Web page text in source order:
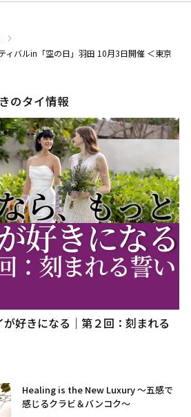
ィバルin「空の日」羽田 10月3日開催 ＜東京
のタイ情報
好きになる｜第２回：刻まれる
Healing is the New Luxury ～五感で
感じるクラビ＆バンコク～